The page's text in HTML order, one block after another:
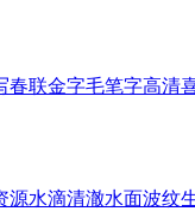
春联金字毛笔字高清
源水滴清澈水面波纹